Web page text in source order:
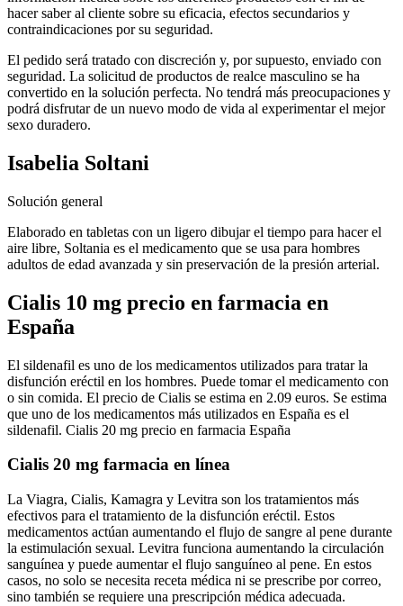
hacer saber al cliente sobre su eficacia, efectos secundarios y
contraindicaciones por su seguridad.
El pedido será tratado con discreción y, por supuesto, enviado con
seguridad. La solicitud de productos de realce masculino se ha
convertido en la solución perfecta. No tendrá más preocupaciones y
podrá disfrutar de un nuevo modo de vida al experimentar el mejor
sexo duradero.
Isabelia Soltani
Solución general
Elaborado en tabletas con un ligero dibujar el tiempo para hacer el
aire libre, Soltania es el medicamento que se usa para hombres
adultos de edad avanzada y sin preservación de la presión arterial.
Cialis 10 mg precio en farmacia en
España
El sildenafil es uno de los medicamentos utilizados para tratar la
disfunción eréctil en los hombres. Puede tomar el medicamento con
o sin comida. El precio de Cialis se estima en 2.09 euros. Se estima
que uno de los medicamentos más utilizados en España es el
sildenafil. Cialis 20 mg precio en farmacia España
Cialis 20 mg farmacia en línea
La Viagra, Cialis, Kamagra y Levitra son los tratamientos más
efectivos para el tratamiento de la disfunción eréctil. Estos
medicamentos actúan aumentando el flujo de sangre al pene durante
la estimulación sexual. Levitra funciona aumentando la circulación
sanguínea y puede aumentar el flujo sanguíneo al pene. En estos
casos, no solo se necesita receta médica ni se prescribe por correo,
sino también se requiere una prescripción médica adecuada.